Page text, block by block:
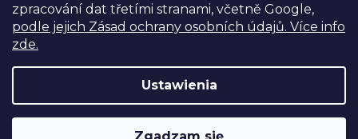
zpracování dat třetími stranami, včetně Google,
podle jejich Zásad ochrany osobních údajů. Více info
zde.
Ustawienia
Opracował Shoptet
zastrzeżone.
Edytuj ustawienia plików cookie